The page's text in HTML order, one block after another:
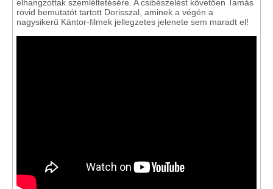
elhangzottak szemléltetésére. A csibészelést követően Tamás
rövid bemutatót tartott Dorisszal, aminek a végén a
nagysikerű Kántor-filmek jellegzetes jelenete sem maradt el!